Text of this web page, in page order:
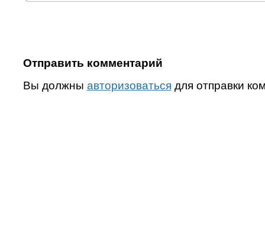
Отправить комментарий
Вы должны авторизоваться для отправки